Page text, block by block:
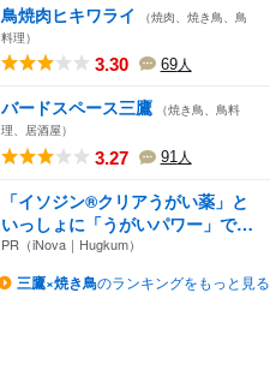
鳥焼肉ヒキワライ
（焼肉、焼き鳥、鳥
料理）
3.30 69人
バードスペース三鷹 （焼き鳥、鳥料
理、居酒屋）
3.27 91人
「イソジン®クリアうがい薬」と
いっしょに「うがいパワー」で
一...
PR（iNova｜Hugkum）
三鷹×焼き鳥のランキングをもっと見る